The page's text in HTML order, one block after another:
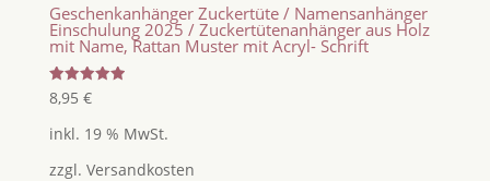
Geschenkanhänger Zuckertüte / Namensanhänger
Einschulung 2025 / Zuckertütenanhänger aus Holz
mit Name, Rattan Muster mit Acryl- Schrift
Bewertet
mit
von 5
8,95 €
inkl. 19 % MwSt.
zzgl. Versandkosten